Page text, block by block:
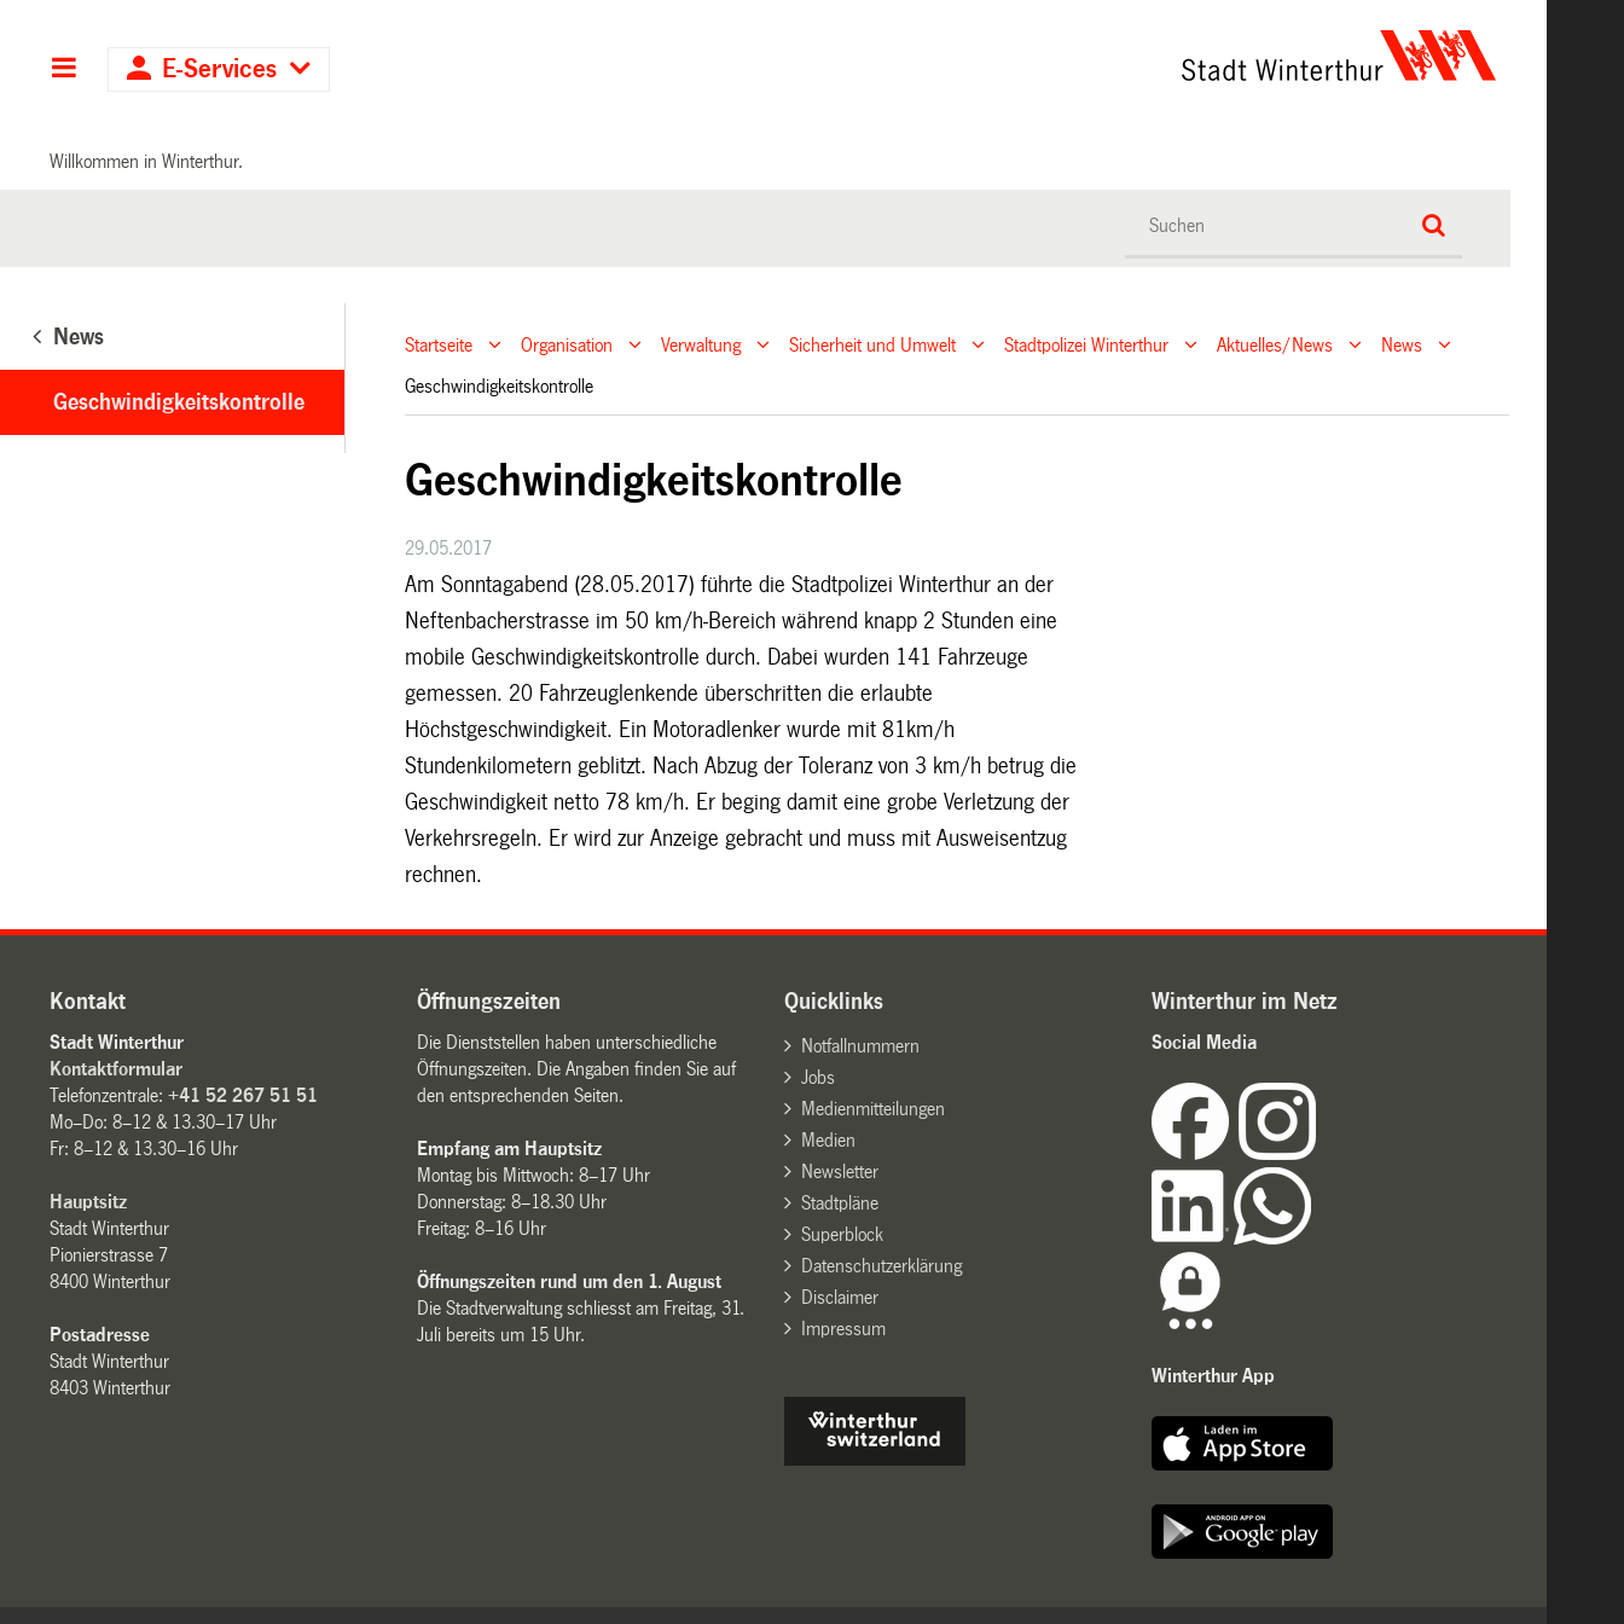
Hauptnavigation
E-Services
Willkommen in Winterthur.
News
Geschwindigkeitskontrolle
Startseite Organisation Verwaltung Sicherheit und Umwelt Stadtpolizei Winterthur Aktuelles/News
News
Geschwindigkeitskontrolle
Geschwindigkeitskontrolle
29.05.2017
Am Sonntagabend (28.05.2017) führte die Stadtpolizei Winterthur an der
Neftenbacherstrasse im 50 km/h-Bereich während knapp 2 Stunden eine
mobile Geschwindigkeitskontrolle durch. Dabei wurden 141 Fahrzeuge
gemessen. 20 Fahrzeuglenkende überschritten die erlaubte
Höchstgeschwindigkeit. Ein Motoradlenker wurde mit 81km/h
Stundenkilometern geblitzt. Nach Abzug der Toleranz von 3 km/h betrug die
Geschwindigkeit netto 78 km/h. Er beging damit eine grobe Verletzung der
Verkehrsregeln. Er wird zur Anzeige gebracht und muss mit Ausweisentzug
rechnen.
Kontakt
Stadt Winterthur
Kontaktformular
Telefonzentrale:+41 52 267 51 51
Mo–Do: 8–12 & 13.30–17 Uhr
Fr: 8–12 & 13.30–16 Uhr
Hauptsitz
Stadt Winterthur
Pionierstrasse 7
8400 Winterthur
Postadresse
Stadt Winterthur
8403 Winterthur
Öffnungszeiten
Die Dienststellen haben unterschiedliche
Öffnungszeiten. Die Angaben finden Sie auf
den entsprechenden Seiten.
Empfang am Hauptsitz
Montag bis Mittwoch: 8–17 Uhr
Donnerstag: 8–18.30 Uhr
Freitag: 8–16 Uhr
Öffnungszeiten rund um den 1. August
Die Stadtverwaltung schliesst am Freitag, 31.
Juli bereits um 15 Uhr.
Quicklinks
Notfallnummern
Jobs
Medienmitteilungen
Medien
Newsletter
Stadtpläne
Superblock
Datenschutzerklärung
Disclaimer
Impressum
Winterthur im Netz
Social Media
Winterthur App